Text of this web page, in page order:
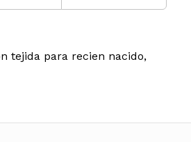
tejida para recien nacido,